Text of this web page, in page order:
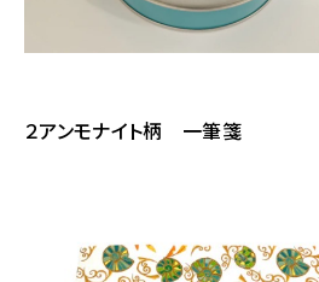
２アンモナイト柄 一筆箋